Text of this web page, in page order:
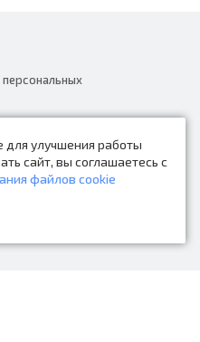
улучшения работы
сайт, вы соглашаетесь с
файлов cookie